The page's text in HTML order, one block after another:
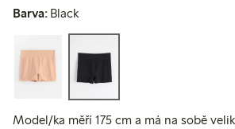
Barva: Black
Model/ka měří 175 cm a má na sobě